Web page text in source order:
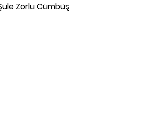
Zorlu Cümbüş